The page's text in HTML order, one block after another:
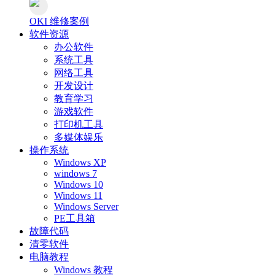
OKI 维修案例
软件资源
办公软件
系统工具
网络工具
开发设计
教育学习
游戏软件
打印机工具
多媒体娱乐
操作系统
Windows XP
windows 7
Windows 10
Windows 11
Windows Server
PE工具箱
故障代码
清零软件
电脑教程
Windows 教程